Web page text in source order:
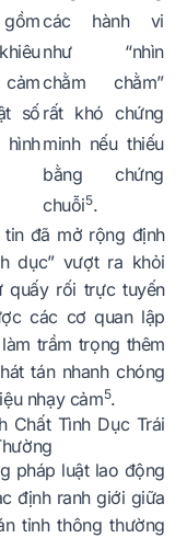
số
hình
các hành vi
như “nhìn
chằm chằm”
rất khó chứng
minh nếu thiếu
bằng chứng
chuỗi5.
đã mở rộng định
dục” vượt ra khỏi
quấy rối trực tuyến
các cơ quan lập
trầm trọng thêm
tán nhanh chóng
nhạy cảm5.
Chất Tình Dục Trái
pháp luật lao động
định ranh giới giữa
tỉnh thông thường